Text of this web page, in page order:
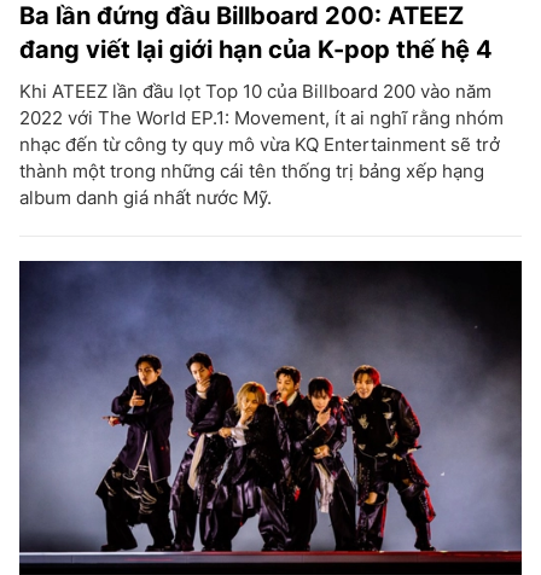
Ba lần đứng đầu Billboard 200: ATEEZ
đang viết lại giới hạn của K-pop thế hệ 4
Khi ATEEZ lần đầu lọt Top 10 của Billboard 200 vào năm
2022 với The World EP.1: Movement, ít ai nghĩ rằng nhóm
nhạc đến từ công ty quy mô vừa KQ Entertainment sẽ trở
thành một trong những cái tên thống trị bảng xếp hạng
album danh giá nhất nước Mỹ.